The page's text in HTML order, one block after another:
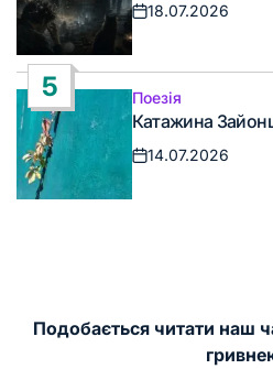
Дата
запису
18.07.2026
5
Опублікувати
у
Поезія
Катажина
Дата
14.07.2026
Подобається читати наш